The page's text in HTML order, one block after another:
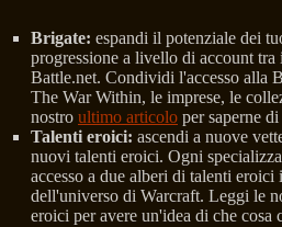
Brigate: espandi il potenziale dei
progressione a livello di account
Battle.net. Condividi l'accesso alla
The War Within, le imprese, le
nostro ultimo articolo per saperne
Talenti eroici: ascendi a nuove
nuovi talenti eroici. Ogni
accesso a due alberi di talenti
dell'universo di Warcraft. Leggi le
eroici per avere un'idea di che cosa